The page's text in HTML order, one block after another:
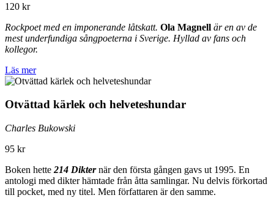
120 kr
Rockpoet med en imponerande låtskatt. Ola Magnell är en av de
mest underfundiga sångpoeterna i Sverige. Hyllad av fans och
kollegor.
Läs mer
Otvättad kärlek och helveteshundar
Charles Bukowski
95 kr
Boken hette 214 Dikternär den första gången gavs ut 1995. En
antologi med dikter hämtade från åtta samlingar. Nu delvis förkortad
till pocket, med ny titel. Men författaren är den samme.